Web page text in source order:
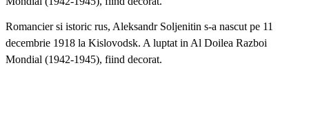
Romancier si istoric rus, Aleksandr Soljenitin s-a nascut pe 11
decembrie 1918 la Kislovodsk. A luptat in Al Doilea Razboi
Mondial (1942-1945), fiind decorat.